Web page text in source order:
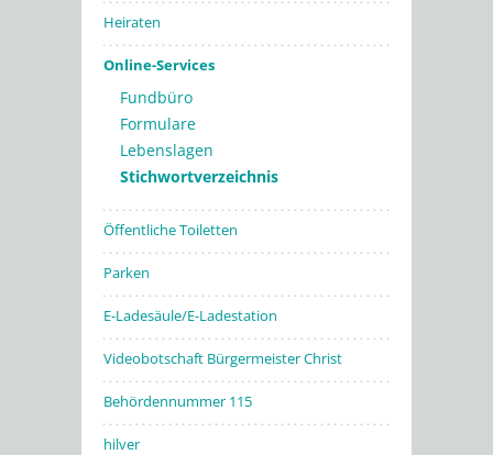
Heiraten
Online-Services
Fundbüro
Formulare
Lebenslagen
Stichwortverzeichnis
Öffentliche Toiletten
Parken
E-Ladesäule/E-Ladestation
Videobotschaft Bürgermeister Christ
Behördennummer 115
hilver